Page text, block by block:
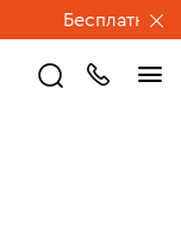
Бесплатная